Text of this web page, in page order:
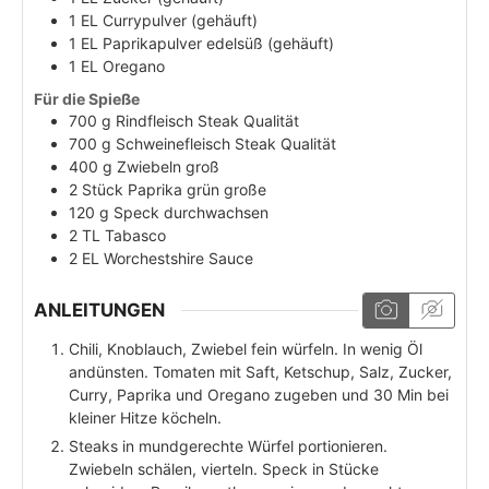
1 EL Currypulver (gehäuft)
1 EL Paprikapulver edelsüß (gehäuft)
1 EL Oregano
Für die Spieße
700 g Rindfleisch Steak Qualität
700 g Schweinefleisch Steak Qualität
400 g Zwiebeln groß
2 Stück Paprika grün große
120 g Speck durchwachsen
2 TL Tabasco
2 EL Worchestshire Sauce
ANLEITUNGEN
Chili, Knoblauch, Zwiebel fein würfeln. In wenig Öl
andünsten. Tomaten mit Saft, Ketschup, Salz, Zucker,
Curry, Paprika und Oregano zugeben und 30 Min bei
kleiner Hitze köcheln.
Steaks in mundgerechte Würfel portionieren.
Zwiebeln schälen, vierteln. Speck in Stücke